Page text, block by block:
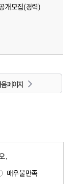
개모집(경력)
페이지
.
매우불만족